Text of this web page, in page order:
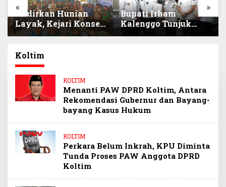
« »
Hadirkan Hunian
Layak, Kejari Konsel
Siap Kawal Program
500 Unit Rumah
Bupati Irham
Kalenggo Tunjuk
Narlian Jadi Plh
Koltim
KOLTIM
Menanti PAW DPRD Koltim, Antara
Rekomendasi Gubernur dan Bayang-
bayang Kasus Hukum
KOLTIM
Perkara Belum Inkrah, KPU Diminta
Tunda Proses PAW Anggota DPRD
Koltim